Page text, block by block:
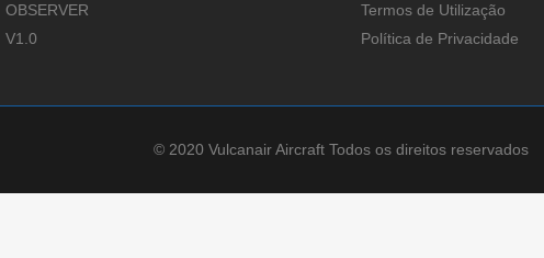
OBSERVER
V1.0
Termos de Utilização
Política de Privacidade
© 2020 Vulcanair Aircraft Todos os direitos reservados